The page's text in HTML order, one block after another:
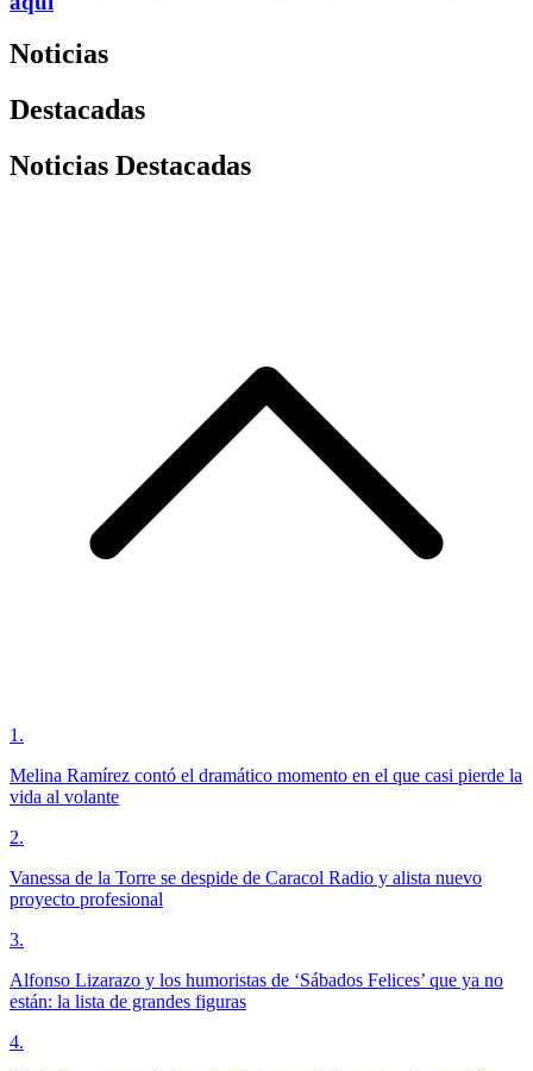
Noticias
Destacadas
Noticias Destacadas
1 .
Melina Ramírez contó el dramático momento en el que casi pierde la
vida al volante
2.
Vanessa de la Torre se despide de Caracol Radio y alista nuevo
proyecto profesional
3.
Alfonso Lizarazo y los humoristas de ‘Sábados Felices’ que ya no
están: la lista de grandes figuras
4.